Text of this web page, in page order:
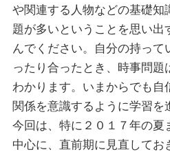
や関連する人物などの基礎知
題が多いということを思い出
んでください。自分の持っ
ったり合ったとき、時事問
わかります。いまからでも自
関係を意識するように学習を
今回は、特に２０１７年の夏
中心に、直前期に見直してお